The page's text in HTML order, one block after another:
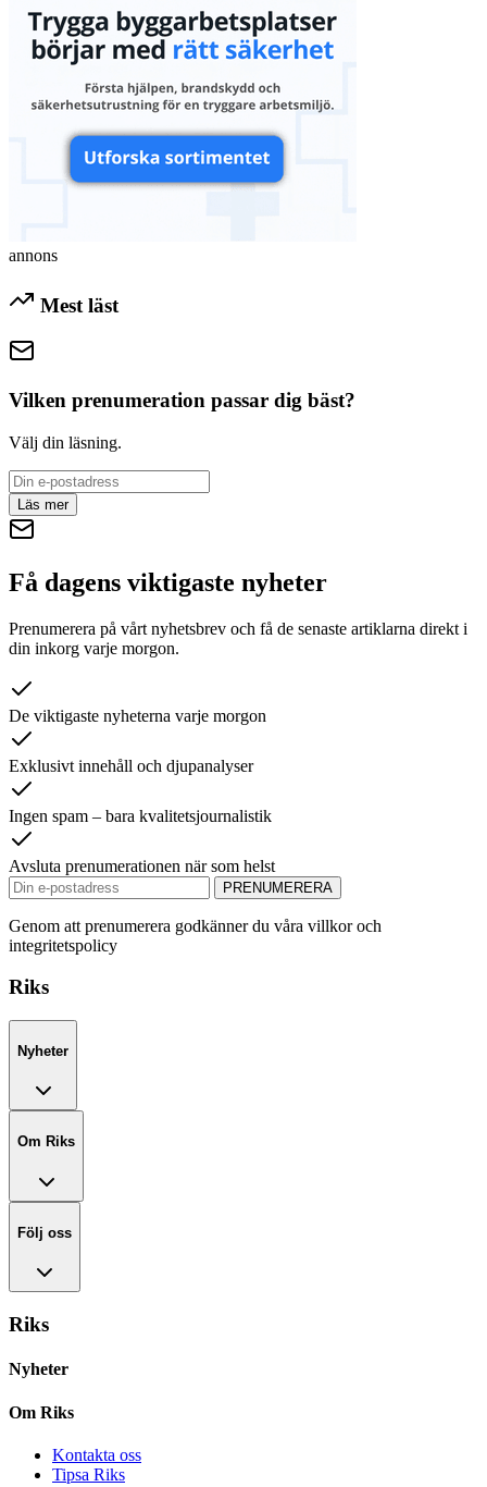
annons
Mest läst
Vilken prenumeration passar dig bäst?
Välj din läsning.
Läs mer
Få dagens viktigaste nyheter
Prenumerera på vårt nyhetsbrev och få de senaste artiklarna direkt i
din inkorg varje morgon.
De viktigaste nyheterna varje morgon
Exklusivt innehåll och djupanalyser
Ingen spam – bara kvalitetsjournalistik
Avsluta prenumerationen när som helst
PRENUMERERA
Genom att prenumerera godkänner du våra villkor och
integritetspolicy
Riks
Nyheter
Om Riks
Följ oss
Riks
Nyheter
Om Riks
Kontakta oss
Tipsa Riks